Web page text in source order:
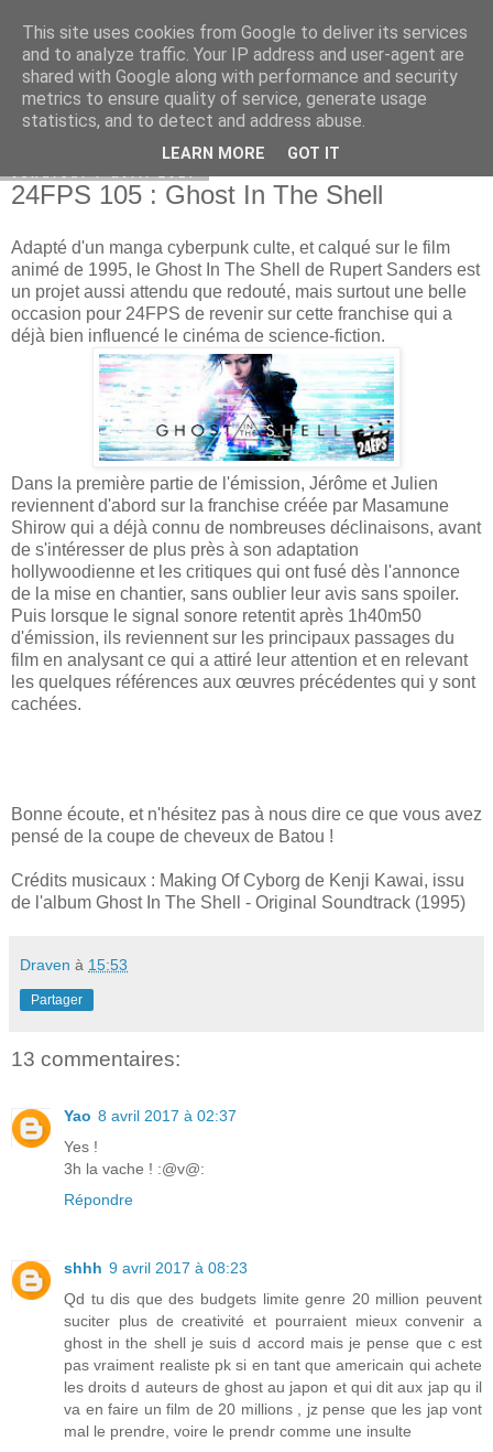
Bepod
24FPS 105 : Ghost In The Shell
Adapté d'un manga cyberpunk culte, et calqué sur le film
animé de 1995, le Ghost In The Shell de Rupert Sanders est
un projet aussi attendu que redouté, mais surtout une belle
occasion pour 24FPS de revenir sur cette franchise qui a
déjà bien influencé le cinéma de science-fiction.
Dans la première partie de l'émission, Jérôme et Julien
reviennent d'abord sur la franchise créée par Masamune
Shirow qui a déjà connu de nombreuses déclinaisons, avant
de s'intéresser de plus près à son adaptation
hollywoodienne et les critiques qui ont fusé dès l'annonce
de la mise en chantier, sans oublier leur avis sans spoiler.
Puis lorsque le signal sonore retentit après 1h40m50
d'émission, ils reviennent sur les principaux passages du
film en analysant ce qui a attiré leur attention et en relevant
les quelques références aux œuvres précédentes qui y sont
cachées.
Bonne écoute, et n'hésitez pas à nous dire ce que vous avez
pensé de la coupe de cheveux de Batou !
Crédits musicaux : Making Of Cyborg de Kenji Kawai, issu
de l'album Ghost In The Shell - Original Soundtrack (1995)
Draven à 15:53
Partager
13 commentaires:
Yao 8 avril 2017 à 02:37
Yes !
3h la vache ! :@v@:
Répondre
shhh 9 avril 2017 à 08:23
Qd tu dis que des budgets limite genre 20 million peuvent
suciter plus de creativité et pourraient mieux convenir a
ghost in the shell je suis d accord mais je pense que c est
pas vraiment realiste pk si en tant que americain qui achete
les droits d auteurs de ghost au japon et qui dit aux jap qu il
va en faire un film de 20 millions , jz pense que les jap vont
mal le prendre, voire le prendr comme une insulte
This site uses cookies from Google to deliver its services
and to analyze traffic. Your IP address and user-agent are
shared with Google along with performance and security
metrics to ensure quality of service, generate usage
statistics, and to detect and address abuse.
LEARN MORE GOT IT